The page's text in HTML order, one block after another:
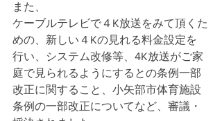
また、
ケーブルテレビで４K放送をみて頂くた
めの、新しい４Kの見れる料金設定を
行い、システム改修等、4K放送がご家
庭で見られるようにするとの条例一部
改正に関すること、小矢部市体育施設
条例の一部改正についてなど、審議・